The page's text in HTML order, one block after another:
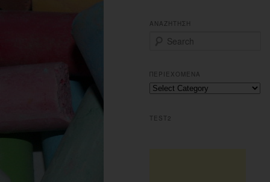
ΑΝΑΖΗΤΗΣΗ
r
c
h
ΠΕΡΙΕΧΟΜΕΝΑ
Περιεχομενα
TEST2